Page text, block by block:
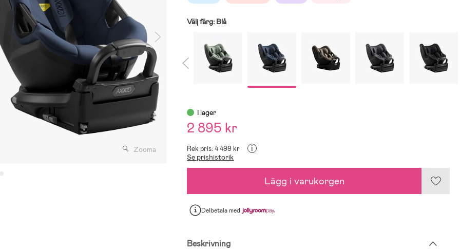
Zooma
Välj färg: Blå
I lager
2 895 kr
Rek pris: 4 499 kr i
Se prishistorik
Lägg i varukorgen
Delbetalamed
Beskrivning